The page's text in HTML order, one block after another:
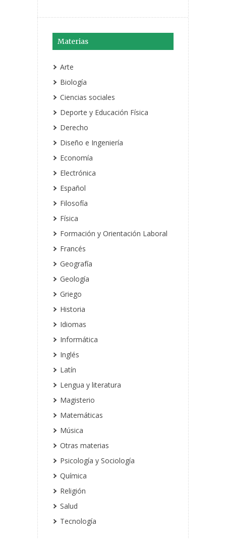
Materias
Arte
Biología
Ciencias sociales
Deporte y Educación Física
Derecho
Diseño e Ingeniería
Economía
Electrónica
Español
Filosofía
Física
Formación y Orientación Laboral
Francés
Geografía
Geología
Griego
Historia
Idiomas
Informática
Inglés
Latín
Lengua y literatura
Magisterio
Matemáticas
Música
Otras materias
Psicología y Sociología
Química
Religión
Salud
Tecnología